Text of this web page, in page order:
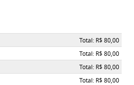
Total: R$ 80,00
Total: R$ 80,00
Total: R$ 80,00
Total: R$ 80,00